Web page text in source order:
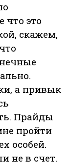
что это
скажем,
а привык
Прайды
пройти
особей.
не в счет.